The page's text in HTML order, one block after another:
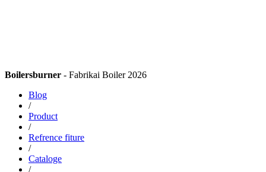
Boilersburner - Fabrikai Boiler 2026
Blog
/
Product
/
Refrence fiture
/
Cataloge
/